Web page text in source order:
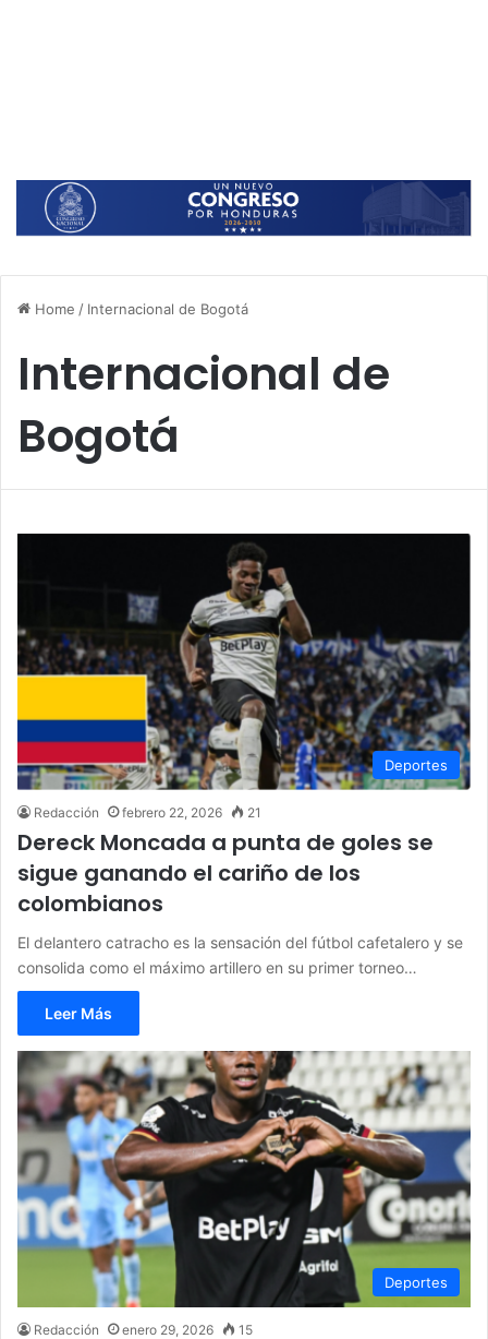
Home / Internacional de Bogotá
Internacional de
Bogotá
Deportes
Redacción febrero 22, 2026 21
Dereck Moncada a punta de goles se
sigue ganando el cariño de los
colombianos
El delantero catracho es la sensación del fútbol cafetalero y se
consolida como el máximo artillero en su primer torneo…
Leer Más
Deportes
Redacción enero 29, 2026 15